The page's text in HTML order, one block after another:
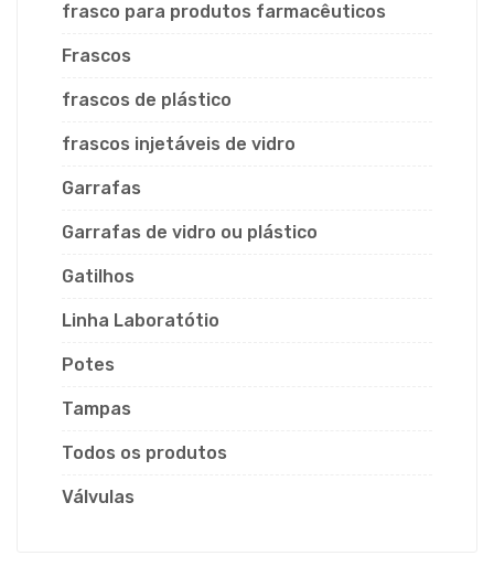
frasco para produtos farmacêuticos
Frascos
frascos de plástico
frascos injetáveis de vidro
Garrafas
Garrafas de vidro ou plástico
Gatilhos
Linha Laboratótio
Potes
Tampas
Todos os produtos
Válvulas